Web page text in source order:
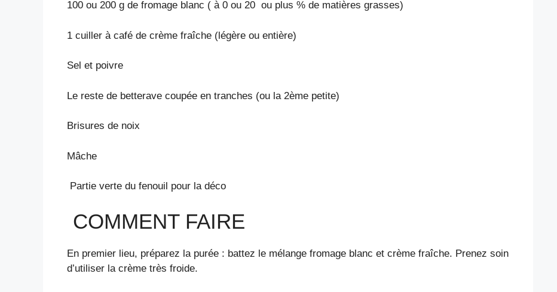
100 ou 200 g de fromage blanc ( à 0 ou 20 ou plus % de matières grasses)
1 cuiller à café de crème fraîche (légère ou entière)
Sel et poivre
Le reste de betterave coupée en tranches (ou la 2ème petite)
Brisures de noix
Mâche
Partie verte du fenouil pour la déco
COMMENT FAIRE
En premier lieu, préparez la purée : battez le mélange fromage blanc et crème fraîche. Prenez soin
d’utiliser la crème très froide.